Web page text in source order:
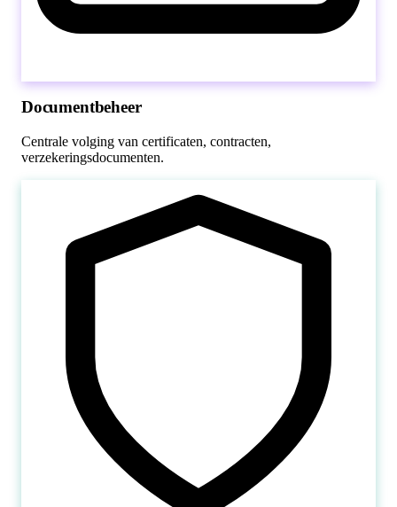
Documentbeheer
Centrale volging van certificaten, contracten,
verzekeringsdocumenten.